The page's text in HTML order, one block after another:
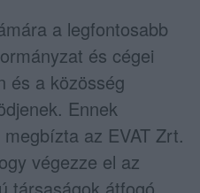
a legfontosabb
és cégei
és a közösség
Ennek
az EVAT Zrt.
végezze el az